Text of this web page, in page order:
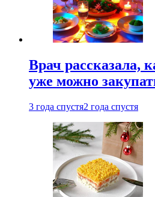
Врач рассказала,
уже можно
3 года спустя2 года спустя